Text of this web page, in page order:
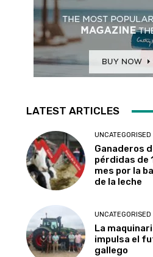
LATEST ARTICLES
UNCATEGORISED
Ganaderos
pérdidas de
mes por la
de la leche
UNCATEGORISED
La
impulsa el
gallego